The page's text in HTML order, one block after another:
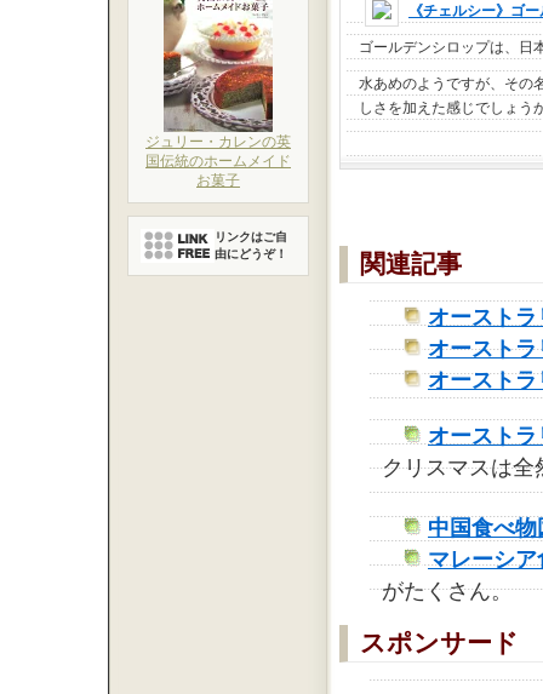
《チェルシー》ゴ
ゴールデンシロップは、日
水あめのようですが、その
しさを加えた感じでしょう
関連記事
オースト
オースト
オースト
オースト
クリスマスは全
中国食べ物
マレーシ
がたくさん。
スポンサード
ジュリー・カレンの英
国伝統のホームメイド
お菓子
リンクはご自
由にどうぞ！